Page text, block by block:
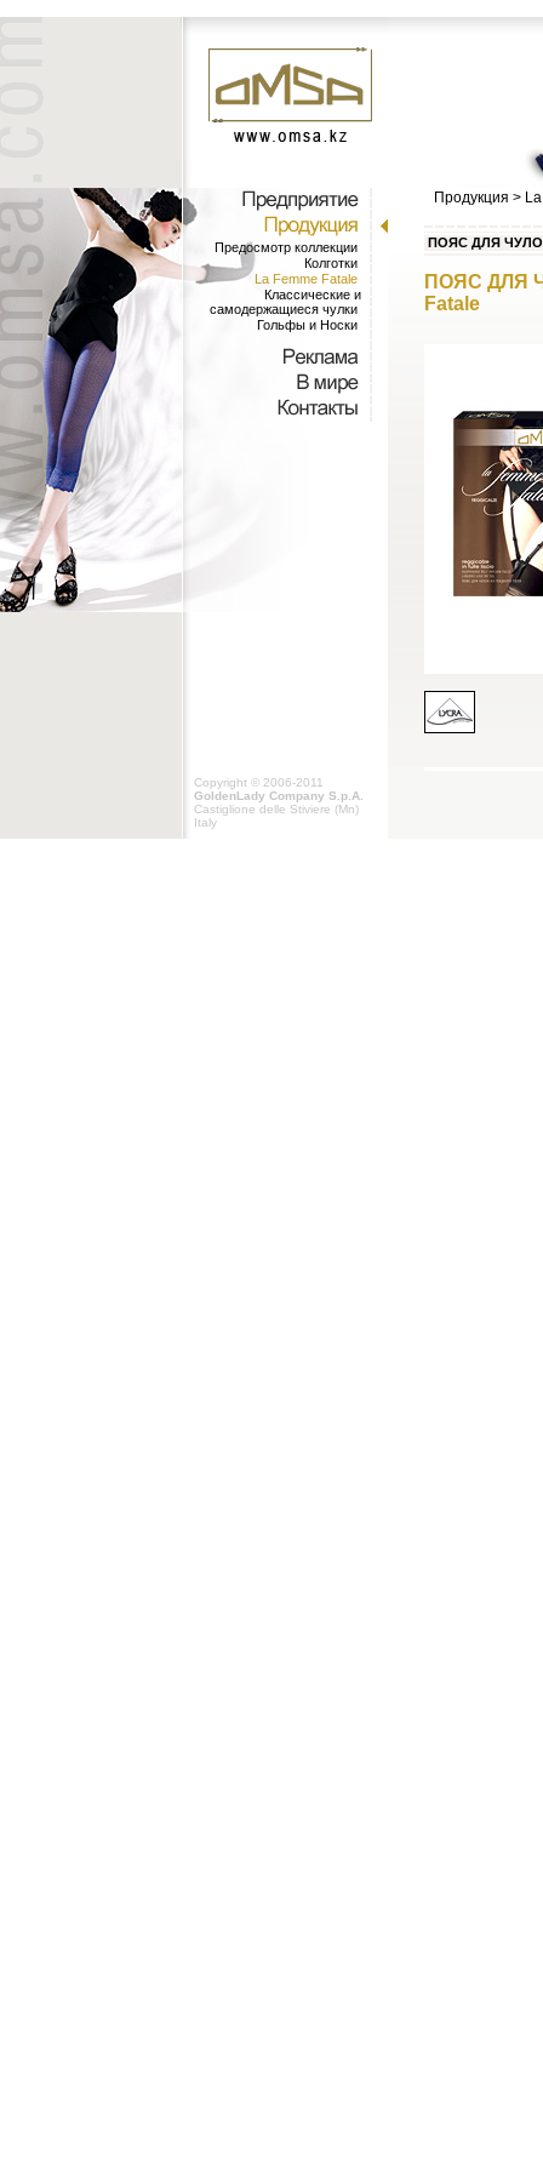
Предосмотр коллекции
Колготки
La Femme Fatale
Классические и
самодержащиеся чулки
Гольфы и Носки
Продукция >
ПОЯС ДЛЯ
ПОЯС ДЛЯ
Fatale
Copyright © 2006-2011
GoldenLady Company S.p.A.
Castiglione delle Stiviere (Mn)
Italy